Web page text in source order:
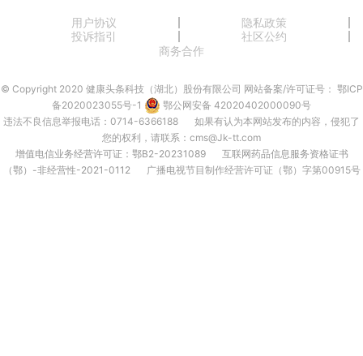
用户协议
隐私政策
投诉指引
社区公约
商务合作
© Copyright 2020 健康头条科技（湖北）股份有限公司 网站备案/许可证号： 鄂ICP
备2020023055号-1
鄂公网安备 42020402000090号
违法不良信息举报电话：0714-6366188
如果有认为本网站发布的内容，侵犯了
您的权利，请联系：cms@Jk-tt.com
增值电信业务经营许可证：鄂B2-20231089
互联网药品信息服务资格证书
（鄂）-非经营性-2021-0112
广播电视节目制作经营许可证（鄂）字第00915号